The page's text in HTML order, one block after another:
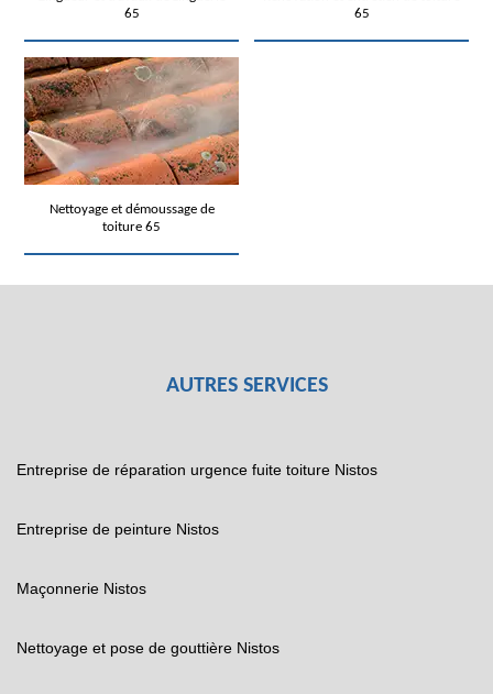
65
65
Nettoyage et démoussage de
toiture 65
AUTRES SERVICES
Entreprise de réparation urgence fuite toiture Nistos
Entreprise de peinture Nistos
Maçonnerie Nistos
Nettoyage et pose de gouttière Nistos